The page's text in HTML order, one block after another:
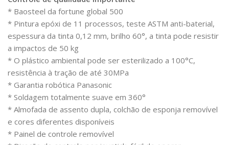
* Baosteel da fortune global 500
* Pintura epóxi de 11 processos, teste ASTM anti-baterial,
espessura da tinta 0,12 mm, brilho 60°, a tinta pode resistir
a impactos de 50 kg
* O plástico ambiental pode ser esterilizado a 100°C,
resistência à tração de até 30MPa
* Garantia robótica Panasonic
* Soldagem totalmente suave em 360°
* Almofada de assento dupla, colchão de esponja removível
e cores diferentes disponíveis
* Painel de controle removível